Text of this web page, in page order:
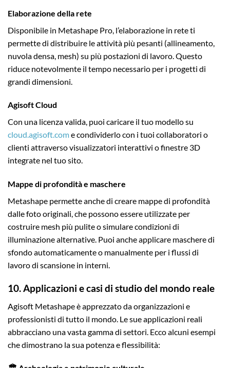
Elaborazione della rete
Disponibile in Metashape Pro, l’elaborazione in rete ti
permette di distribuire le attività più pesanti (allineamento,
nuvola densa, mesh) su più postazioni di lavoro. Questo
riduce notevolmente il tempo necessario per i progetti di
grandi dimensioni.
Agisoft Cloud
Con una licenza valida, puoi caricare il tuo modello su
cloud.agisoft.come condividerlo con i tuoi collaboratori o
clienti attraverso visualizzatori interattivi o finestre 3D
integrate nel tuo sito.
Mappe di profondità e maschere
Metashape permette anche di creare mappe di profondità
dalle foto originali, che possono essere utilizzate per
costruire mesh più pulite o simulare condizioni di
illuminazione alternative. Puoi anche applicare maschere di
sfondo automaticamente o manualmente per i flussi di
lavoro di scansione in interni.
10. Applicazioni e casi di studio del mondo reale
Agisoft Metashape è apprezzato da organizzazioni e
professionisti di tutto il mondo. Le sue applicazioni reali
abbracciano una vasta gamma di settori. Ecco alcuni esempi
che dimostrano la sua potenza e flessibilità: